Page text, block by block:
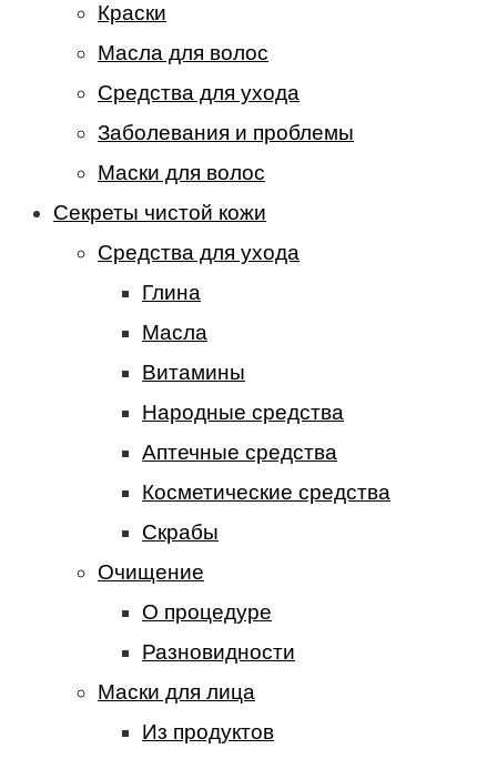
Краски
Масла для волос
Средства для ухода
Заболевания и проблемы
Маски для волос
Секреты чистой кожи
Средства для ухода
Глина
Масла
Витамины
Народные средства
Аптечные средства
Косметические средства
Скрабы
Очищение
О процедуре
Разновидности
Маски для лица
Из продуктов